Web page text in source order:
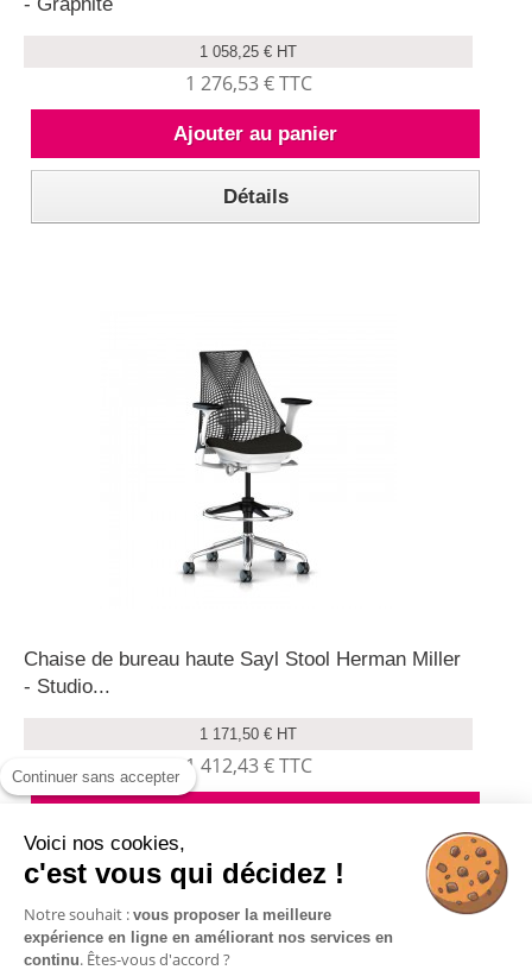
1 058,25 € HT
1 276,53 € TTC
Ajouter au panier
Détails
Chaise de bureau haute Sayl Stool Herman Miller
- Studio...
1 171,50 € HT
1 412,43 € TTC
Détails
Continuer sans accepter
Voici nos cookies,
c'est vous qui décidez !
Notre souhait : vous proposer la meilleure
expérience en ligne en améliorant nos services en
continu. Êtes-vous d'accord ?